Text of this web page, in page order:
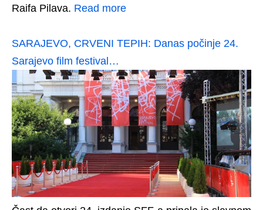
Raifa Pilava. Read more
SARAJEVO, CRVENI TEPIH: Danas počinje 24.
Sarajevo film festival…